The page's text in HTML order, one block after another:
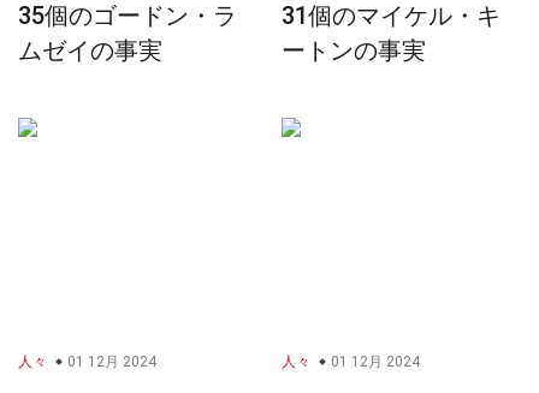
35個のゴードン・ラ
ムゼイの事実
31個のマイケル・キ
ートンの事実
人々 01 12月 2024 人々 01 12月 2024